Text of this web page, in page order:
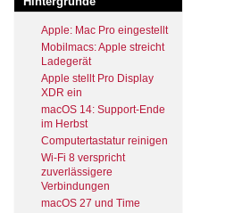
Apple: Mac Pro eingestellt
Mobilmacs: Apple streicht
Ladegerät
Apple stellt Pro Display
XDR ein
macOS 14: Support-Ende
im Herbst
Computertastatur reinigen
Wi-Fi 8 verspricht
zuverlässigere
Verbindungen
macOS 27 und Time